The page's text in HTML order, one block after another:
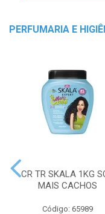
PERFUMARIA E
CR TR SKALA 1KG
MAIS CACHOS
Código: 65989